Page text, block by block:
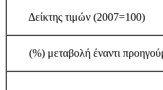
Δείκτης τιμών (2007=100)
(%) μεταβολή έναντι